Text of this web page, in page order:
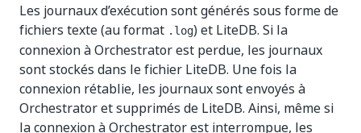
Les journaux d’exécution sont générés sous forme de
fichiers texte (au format .log) et LiteDB. Si la
connexion à Orchestrator est perdue, les journaux
sont stockés dans le fichier LiteDB. Une fois la
connexion rétablie, les journaux sont envoyés à
Orchestrator et supprimés de LiteDB. Ainsi, même si
la connexion à Orchestrator est interrompue, les